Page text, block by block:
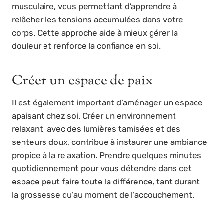
musculaire, vous permettant d’apprendre à
relâcher les tensions accumulées dans votre
corps. Cette approche aide à mieux gérer la
douleur et renforce la confiance en soi.
Créer un espace de paix
Il est également important d’aménager un espace
apaisant chez soi. Créer un environnement
relaxant, avec des lumières tamisées et des
senteurs doux, contribue à instaurer une ambiance
propice à la relaxation. Prendre quelques minutes
quotidiennement pour vous détendre dans cet
espace peut faire toute la différence, tant durant
la grossesse qu’au moment de l’accouchement.